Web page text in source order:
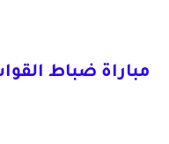
مباراة ضباط القوات